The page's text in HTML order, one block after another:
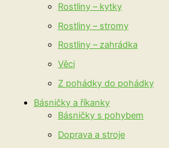
Rostliny – kytky
Rostliny – stromy
Rostliny – zahrádka
Věci
Z pohádky do pohádky
Básničky a říkanky
Básničky s pohybem
Doprava a stroje